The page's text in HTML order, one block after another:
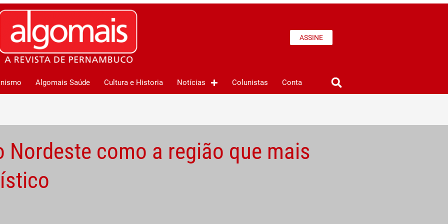
ASSINE
Algomais Saúde Cultura e Historia Notícias Colunistas Conta
como a região que mais